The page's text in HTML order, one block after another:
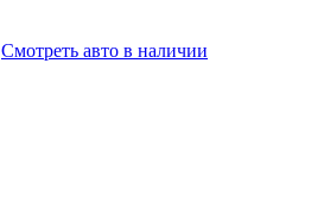
Смотреть авто в наличии